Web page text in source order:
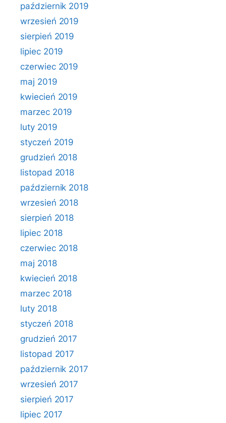
październik 2019
wrzesień 2019
sierpień 2019
lipiec 2019
czerwiec 2019
maj 2019
kwiecień 2019
marzec 2019
luty 2019
styczeń 2019
grudzień 2018
listopad 2018
październik 2018
wrzesień 2018
sierpień 2018
lipiec 2018
czerwiec 2018
maj 2018
kwiecień 2018
marzec 2018
luty 2018
styczeń 2018
grudzień 2017
listopad 2017
październik 2017
wrzesień 2017
sierpień 2017
lipiec 2017